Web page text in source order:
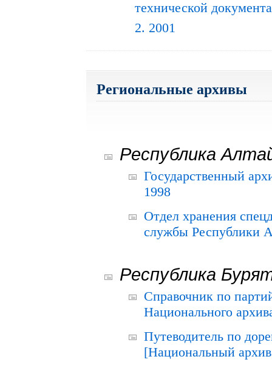
технической
2. 2001
Региональные архивы
Республика
Государственный
1998
Отдел хранения
службы Республики
Республика
Справочник по
Национального
Путеводитель по
[Национальный